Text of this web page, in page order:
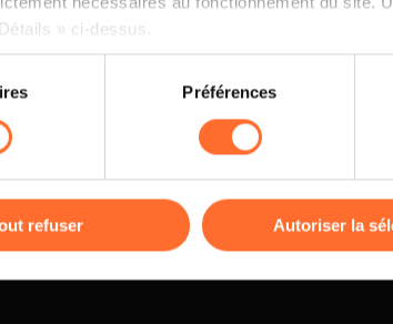
» ci-dessus.
la navigation sur le site et certaines
tous les cookies ou des cookies non nécessaires.
page.
Préférences
refuser Autoriser la